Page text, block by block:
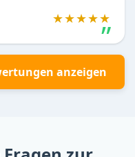
★★★★★
anzeigen